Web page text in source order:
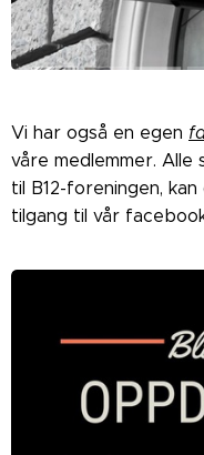
Vi har også en egen
våre medlemmer.
til B12-foreningen,
tilgang til vår